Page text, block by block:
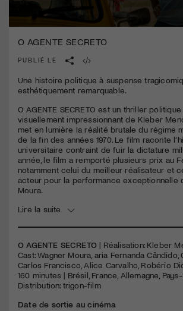
seconds
51
seconds
O AGENTE SECRETO
PUBLIÉ LE
Une histoire politique à suspense
esthétiquement remarquable.
OAGENTE SECRETO est un thriller
visuellement impressionnant de Kleber
met en lumière la réalité brutale du régime
de la fin des années 1970. Le film raconte
universitaire contraint de fuir la dictature
année, le film a remporté plusieurs prix au
notamment celui du meilleur réalisateur et
acteur pour la performance exceptionnelle
Moura.
Lire la suite
O AGENTE SECRETO | Réalisation: Kleber
Cast: Wagner Moura, aria Fernanda Cândido,
Carlos Francisco, Alice Carvalho, Robério
160 minutes | Brésil, France, Allemagne,
Distribution: trigon-film
Date de sortie au cinéma